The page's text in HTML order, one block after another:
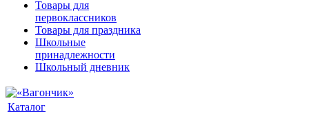
Товары для
первоклассников
Товары для праздника
Школьные
принадлежности
Школьный дневник
Каталог